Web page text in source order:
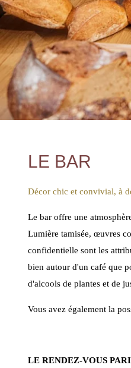
LE BAR
Décor chic et convivial, à
Le bar offre une
Lumière tamisée, œuvres
confidentielle sont les
bien autour d'un café que
d'alcools de plantes et de
Vous avez également la
LE RENDEZ-VOUS